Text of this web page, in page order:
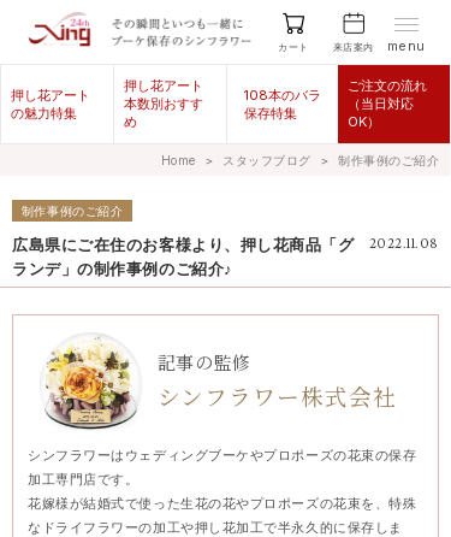
カート 来店案内 menu
押し花アート
の魅力特集
押し花アート
本数別おすす
め
108本のバラ
保存特集
ご注文の流れ
（当日対応
OK）
Home ＞ スタッフブログ ＞ 制作事例のご紹介
制作事例のご紹介
2022.11.08
広島県にご在住のお客様より、押し花商品「グ
ランデ」の制作事例のご紹介♪
記事の監修
シンフラワー株式会社
シンフラワーはウェディングブーケやプロポーズの花束の保存
加工専門店です。
花嫁様が結婚式で使った生花の花やプロポーズの花束を、特殊
なドライフラワーの加工や押し花加工で半永久的に保存しま